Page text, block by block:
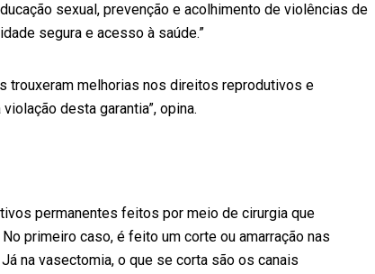
sexual, prevenção e acolhimento de violências de
segura e acesso à saúde.”
trouxeram melhorias nos direitos reprodutivos e
desta garantia”, opina.
permanentes feitos por meio de cirurgia que
primeiro caso, é feito um corte ou amarração nas
na vasectomia, o que se corta são os canais